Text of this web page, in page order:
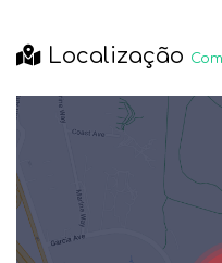
Localização